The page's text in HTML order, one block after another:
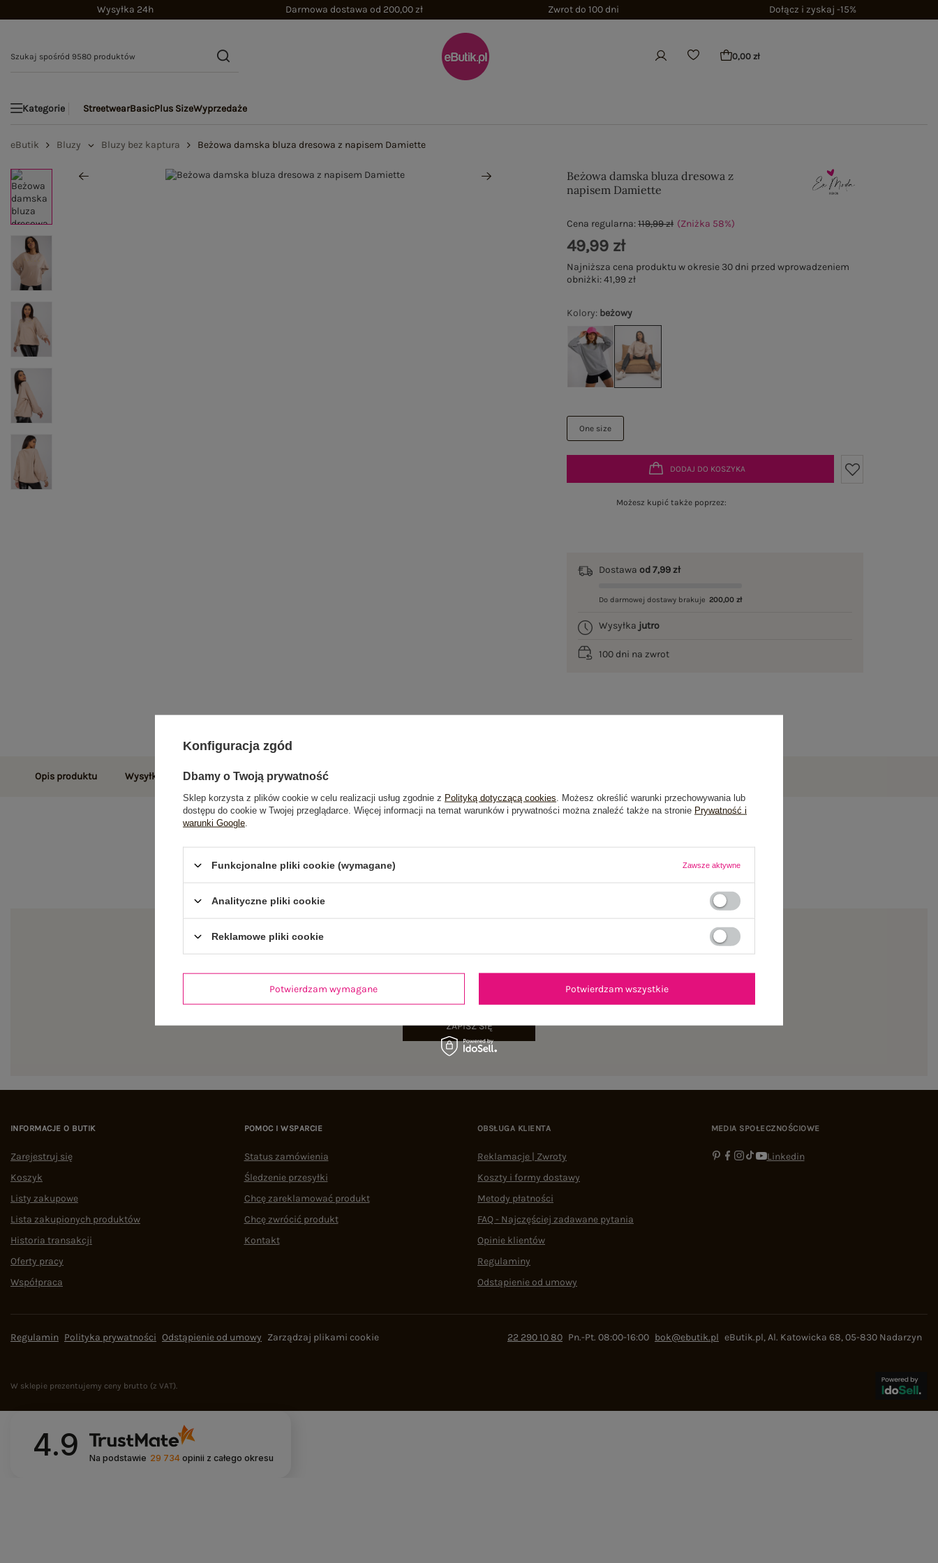
Wysyłka 24h Darmowa dostawa od 200,00 zł Zwrot do 100 dni Dołącz i zyskaj -15%
0,00 zł
Kategorie StreetwearBasicPlus SizeWyprzedaże
eButik Bluzy Bluzy bez kaptura Beżowa damska bluza dresowa z napisem Damiette
Beżowa damska bluza dresowa z
napisem Damiette
Kolory: beżowy
One size
Cena regularna:119,99 zł (Zniżka 58%)
49,99 zł
Najniższa cena produktu w okresie 30 dni przed wprowadzeniem
obniżki:41,99 zł
DODAJ DO KOSZYKA
Możesz kupić także poprzez:
Dostawaod 7,99 zł
Do darmowej dostawy brakuje 200,00 zł
Wysyłka jutro
100 dni na zwrot
Opis produktu Wysyłka i dostawa Zwroty i reklamacje
Zapisz się do naszego newslettera i otrzymaj 15% zniżki na pierwsze zamówienie
ZAPISZ SIĘ
INFORMACJE O BUTIK
Zarejestruj się
Koszyk
Listy zakupowe
Lista zakupionych produktów
Historia transakcji
Oferty pracy
Współpraca
POMOC I WSPARCIE
Status zamówienia
Śledzenie przesyłki
Chcę zareklamować produkt
Chcę zwrócić produkt
Kontakt
OBSŁUGA KLIENTA
Reklamacje | Zwroty
Koszty i formy dostawy
Metody płatności
FAQ - Najczęściej zadawane pytania
Opinie klientów
Regulaminy
Odstąpienie od umowy
MEDIA SPOŁECZNOŚCIOWE
Linkedin
Regulamin Polityka prywatności Odstąpienie od umowy Zarządzaj plikami cookie 22 290 10 80 Pn.-Pt. 08:00-16:00 bok@ebutik.pl eButik.pl,Al. Katowicka 68,05-830 Nadarzyn
W sklepie prezentujemy ceny brutto (z VAT).
4.9 Na podstawie 29 734 opinii z całego okresu
Konfiguracja zgód
Dbamy o Twoją prywatność
Sklep korzysta z plików cookie w celu realizacji usług zgodnie z Polityką dotyczącą cookies . Możesz określić warunki przechowywania lub
dostępu do cookie w Twojej przeglądarce. Więcej informacji na temat warunków i prywatności można znaleźć także na stronie Prywatność i
warunki Google
Funkcjonalne pliki cookie (wymagane) Zawsze aktywne
Analityczne pliki cookie
Reklamowe pliki cookie
Potwierdzam wymagane Potwierdzam wszystkie